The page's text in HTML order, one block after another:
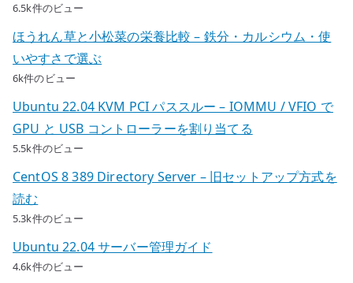
6.5k件のビュー
ほうれん草と小松菜の栄養比較 – 鉄分・カルシウム・使
いやすさで選ぶ
6k件のビュー
Ubuntu 22.04 KVM PCI パススルー – IOMMU / VFIO で
GPU と USB コントローラーを割り当てる
5.5k件のビュー
CentOS 8 389 Directory Server – 旧セットアップ方式を
読む
5.3k件のビュー
Ubuntu 22.04 サーバー管理ガイド
4.6k件のビュー